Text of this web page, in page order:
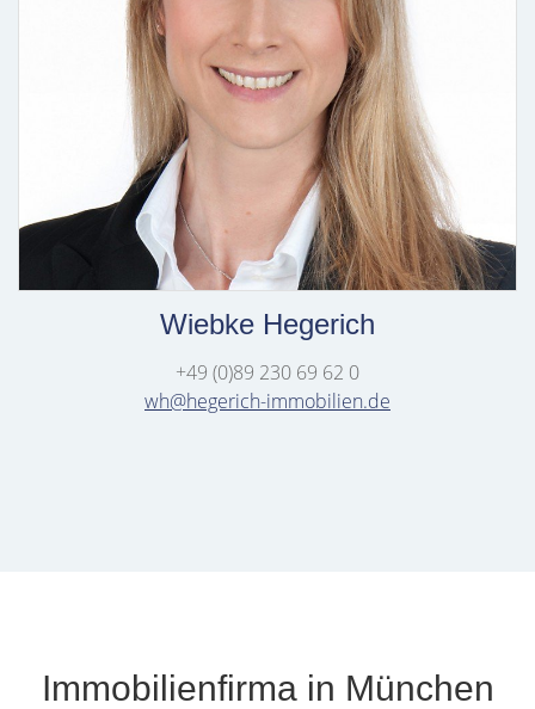
Wiebke Hegerich
+49 (0)89 230 69 62 0
wh@hegerich-immobilien.de
Immobilienfirma in München